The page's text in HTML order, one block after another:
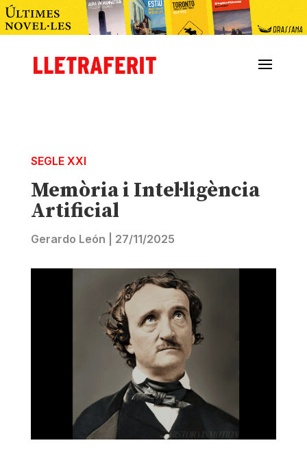
SEGLE XXI
Memòria i Intel·ligència
Artificial
Gerardo León 27/11/2025